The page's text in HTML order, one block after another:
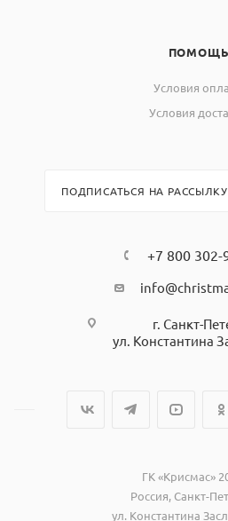
ПОМОЩЬ
Условия
Условия
ПОДПИСАТЬСЯ НА РАССЫЛКУ
+7 800 302-
г. Санкт-
ул. Константина
ГК «Крисмас»
Россия, Санкт-
ул. Константина